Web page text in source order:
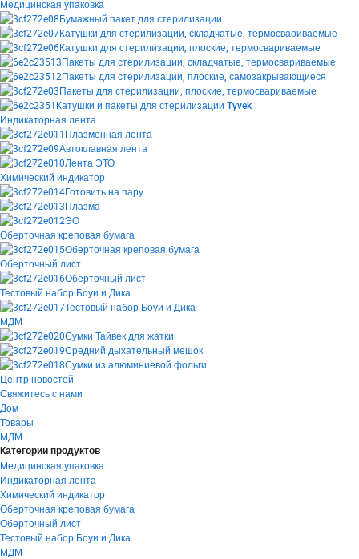
Медицинская упаковка
Бумажный пакет для стерилизации
Катушки для стерилизации, складчатые, термосвариваемые
Катушки для стерилизации, плоские, термосвариваемые
Пакеты для стерилизации, складчатые, термосвариваемые
Пакеты для стерилизации, плоские, самозакрывающиеся
Пакеты для стерилизации, плоские, термосвариваемые
Катушки и пакеты для стерилизации Tyvek
Индикаторная лента
Плазменная лента
Автоклавная лента
Лента ЭТО
Химический индикатор
Готовить на пару
Плазма
ЭО
Оберточная креповая бумага
Оберточная креповая бумага
Оберточный лист
Оберточный лист
Тестовый набор Боуи и Дика
Тестовый набор Боуи и Дика
МДМ
Сумки Тайвек для жатки
Средний дыхательный мешок
Сумки из алюминиевой фольги
Центр новостей
Свяжитесь с нами
Дом
Товары
МДМ
Категории продуктов
Медицинская упаковка
Индикаторная лента
Химический индикатор
Оберточная креповая бумага
Оберточный лист
Тестовый набор Боуи и Дика
МДМ